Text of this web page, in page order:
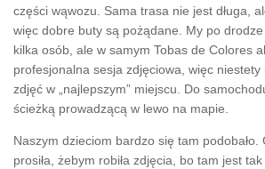
części wąwozu. Sama trasa nie jest długa,
więc dobre buty są pożądane. My po
kilka osób, ale w samym Tobas de Colores
profesjonalna sesja zdjęciowa, więc
zdjęć w „najlepszym” miejscu. Do
ścieżką prowadzącą w lewo na mapie.
Naszym dzieciom bardzo się tam podobało.
prosiła, żebym robiła zdjęcia, bo tam jest